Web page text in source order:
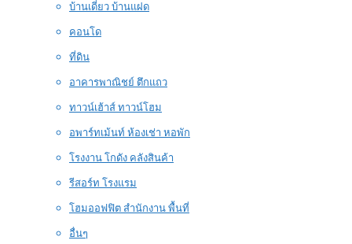
บ้านเดี่ยว บ้านแฝด
คอนโด
ที่ดิน
อาคารพาณิชย์ ตึกแถว
ทาวน์เฮ้าส์ ทาวน์โฮม
อพาร์ทเม้นท์ ห้องเช่า หอพัก
โรงงาน โกดัง คลังสินค้า
รีสอร์ท โรงแรม
โฮมออฟฟิต สำนักงาน พื้นที่
อื่นๆ